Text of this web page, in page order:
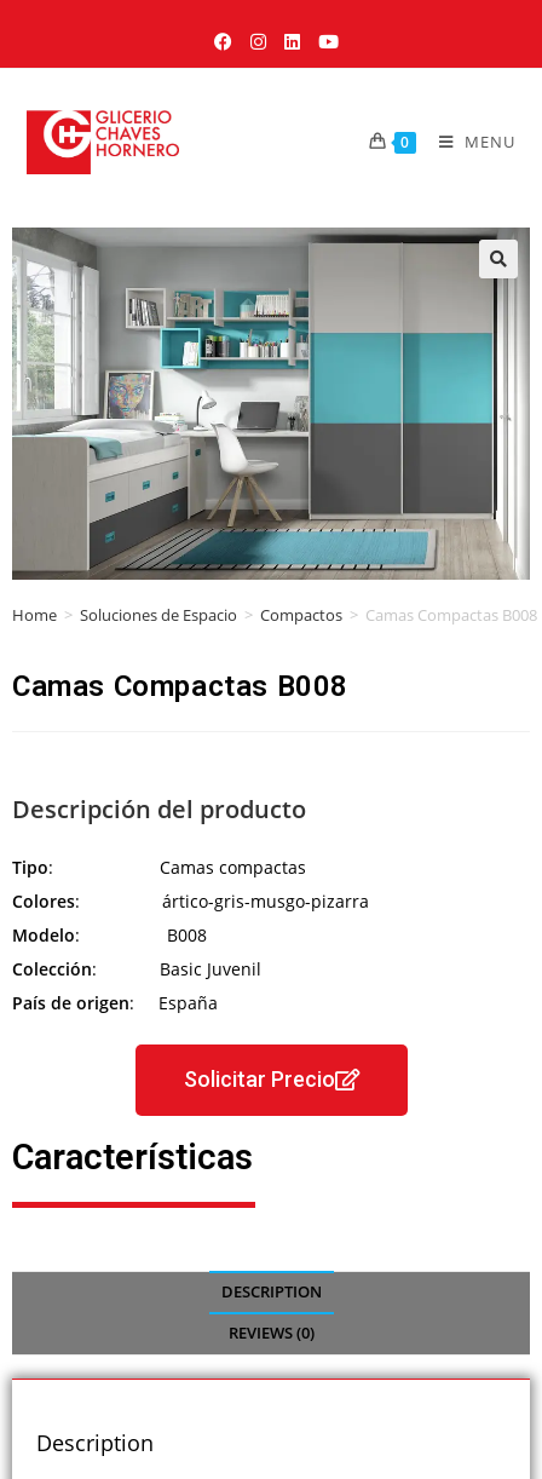
0 MENU
Home > Soluciones de Espacio > Compactos > Camas Compactas B008
Camas Compactas B008
Descripción del producto
Tipo: Camas compactas
Colores: ártico-gris-musgo-pizarra
Modelo: B008
Colección: Basic Juvenil
País de origen: España
Solicitar Precio
Características
DESCRIPTION
REVIEWS (0)
Description